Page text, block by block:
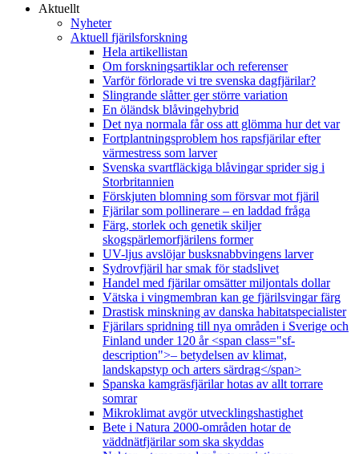
Aktuellt
Nyheter
Aktuell fjärilsforskning
Hela artikellistan
Om forskningsartiklar och referenser
Varför förlorade vi tre svenska dagfjärilar?
Slingrande slåtter ger större variation
En öländsk blåvingehybrid
Det nya normala får oss att glömma hur det var
Fortplantningsproblem hos rapsfjärilar efter
värmestress som larver
Svenska svartfläckiga blåvingar sprider sig i
Storbritannien
Förskjuten blomning som försvar mot fjäril
Fjärilar som pollinerare – en laddad fråga
Färg, storlek och genetik skiljer
skogspärlemorfjärilens former
UV-ljus avslöjar busksnabbvingens larver
Sydrovfjäril har smak för stadslivet
Handel med fjärilar omsätter miljontals dollar
Vätska i vingmembran kan ge fjärilsvingar färg
Drastisk minskning av danska habitatspecialister
Fjärilars spridning till nya områden i Sverige och
Finland under 120 år <span class="sf-
description">– betydelsen av klimat,
landskapstyp och arters särdrag</span>
Spanska kamgräsfjärilar hotas av allt torrare
somrar
Mikroklimat avgör utvecklingshastighet
Bete i Natura 2000-områden hotar de
väddnätfjärilar som ska skyddas